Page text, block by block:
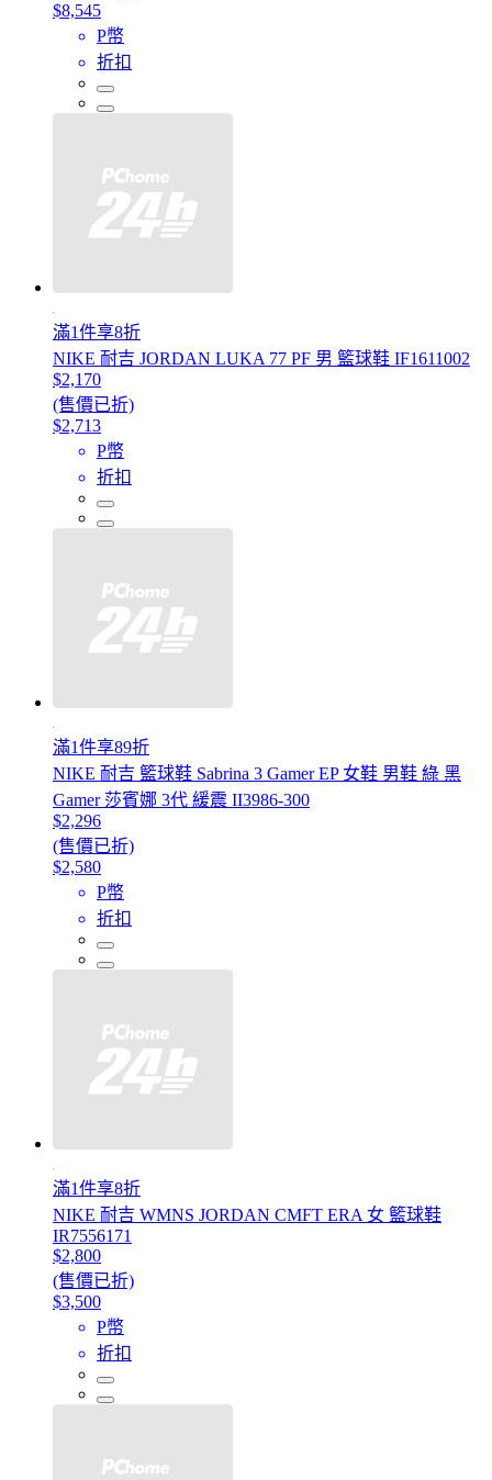
$8,545
P幣
折扣
滿1件享8折
NIKE 耐吉 JORDAN LUKA 77 PF 男 籃球鞋 IF1611002
$2,170
(售價已折)
$2,713
P幣
折扣
滿1件享89折
NIKE 耐吉 籃球鞋 Sabrina 3 Gamer EP 女鞋 男鞋 綠 黑
Gamer 莎賓娜 3代 緩震 II3986-300
$2,296
(售價已折)
$2,580
P幣
折扣
滿1件享8折
NIKE 耐吉 WMNS JORDAN CMFT ERA 女 籃球鞋
IR7556171
$2,800
(售價已折)
$3,500
P幣
折扣